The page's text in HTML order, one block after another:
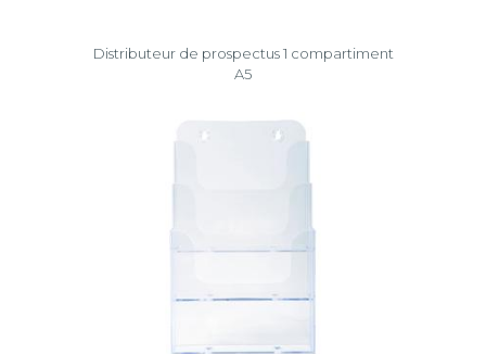
Distributeur de prospectus 1 compartiment
A5